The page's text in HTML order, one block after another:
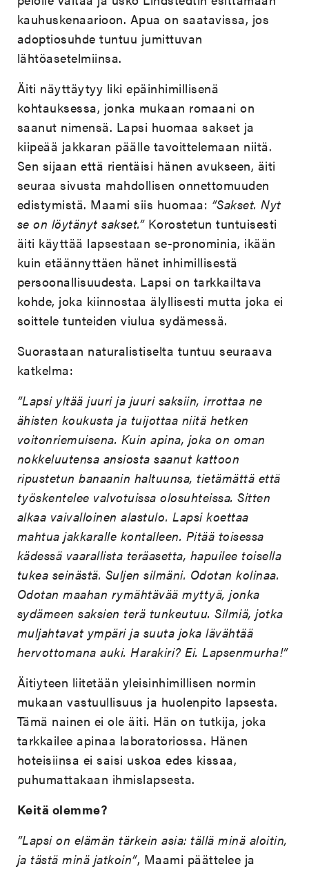
kauhuskenaarioon. Apua on saatavissa, jos
adoptiosuhde tuntuu jumittuvan
lähtöasetelmiinsa.
Äiti näyttäytyy liki epäinhimillisenä
kohtauksessa, jonka mukaan romaani on
saanut nimensä. Lapsi huomaa sakset ja
kiipeää jakkaran päälle tavoittelemaan niitä.
Sen sijaan että rientäisi hänen avukseen, äiti
seuraa sivusta mahdollisen onnettomuuden
edistymistä. Maami siis huomaa: ”Sakset. Nyt
se on löytänyt sakset.”Korostetun tuntuisesti
äiti käyttää lapsestaan se-pronominia, ikään
kuin etäännyttäen hänet inhimillisestä
persoonallisuudesta. Lapsi on tarkkailtava
kohde, joka kiinnostaa älyllisesti mutta joka ei
soittele tunteiden viulua sydämessä.
Suorastaan naturalistiselta tuntuu seuraava
katkelma:
”Lapsi yltää juuri ja juuri saksiin, irrottaa ne
ähisten koukusta ja tuijottaa niitä hetken
voitonriemuisena. Kuin apina, joka on oman
nokkeluutensa ansiosta saanut kattoon
ripustetun banaanin haltuunsa, tietämättä että
työskentelee valvotuissa olosuhteissa. Sitten
alkaa vaivalloinen alastulo. Lapsi koettaa
mahtua jakkaralle kontalleen. Pitää toisessa
kädessä vaarallista teräasetta, hapuilee toisella
tukea seinästä. Suljen silmäni. Odotan kolinaa.
Odotan maahan rymähtävää myttyä, jonka
sydämeen saksien terä tunkeutuu. Silmiä, jotka
muljahtavat ympäri ja suuta joka lävähtää
hervottomana auki. Harakiri? Ei. Lapsenmurha!”
Äitiyteen liitetään yleisinhimillisen normin
mukaan vastuullisuus ja huolenpito lapsesta.
Tämä nainen ei ole äiti. Hän on tutkija, joka
tarkkailee apinaa laboratoriossa. Hänen
hoteisiinsa ei saisi uskoa edes kissaa,
puhumattakaan ihmislapsesta.
Keitä olemme?
”Lapsi on elämän tärkein asia: tällä minä aloitin,
ja tästä minä jatkoin”, Maami päättelee ja